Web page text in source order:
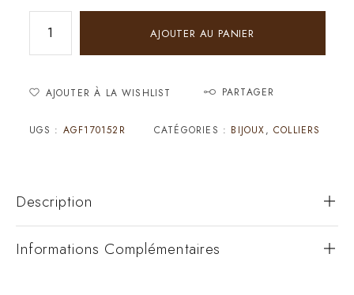
AJOUTER AU PANIER
AJOUTER À LA WISHLIST PARTAGER
UGS : AGF170152R CATÉGORIES : BIJOUX, COLLIERS
Description
Informations Complémentaires